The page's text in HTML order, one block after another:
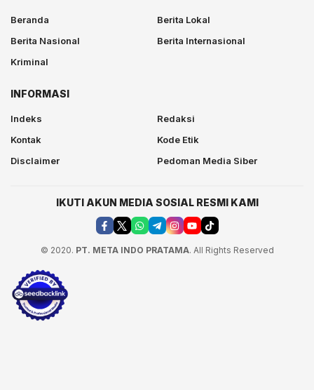
Beranda
Berita Lokal
Berita Nasional
Berita Internasional
Kriminal
INFORMASI
Indeks
Redaksi
Kontak
Kode Etik
Disclaimer
Pedoman Media Siber
IKUTI AKUN MEDIA SOSIAL RESMI KAMI
© 2020. PT. META INDO PRATAMA. All Rights Reserved